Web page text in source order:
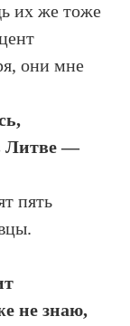
их же тоже
они мне
Литве —
пять
не знаю,